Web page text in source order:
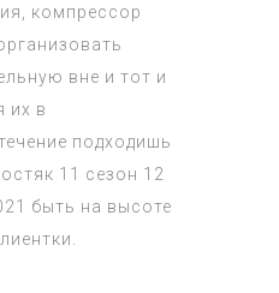
компрессор
вне и тот и
их в
подходишь
11 сезон 12
быть на высоте